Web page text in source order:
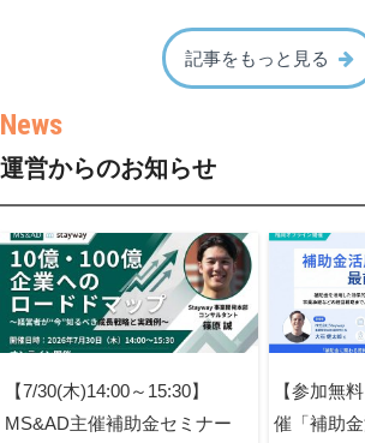
記事をもっと見る
運営からのお知らせ
【7/30(木)14:00～15:30】
MS&AD主催補助金セミナー
【参加無
催「補助